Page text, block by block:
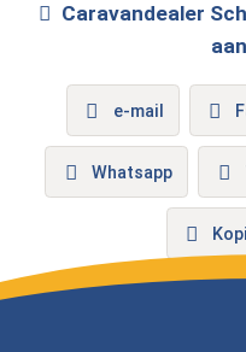
Caravandealer
e-mail
Whatsapp